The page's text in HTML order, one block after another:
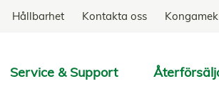
Hållbarhet Kontakta oss
Service & Support